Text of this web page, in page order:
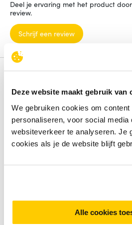
Deze website maakt gebruik van
We gebruiken cookies om
personaliseren, voor social media
websiteverkeer te analyseren. Je
cookies als je de website blijft
Alle cookies
Deel je ervaring met het product
review.
Schrijf een review